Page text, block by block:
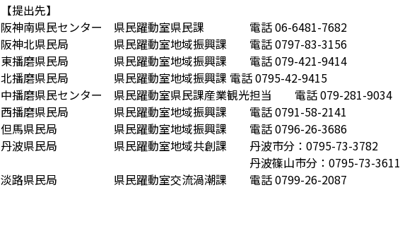
【提出先】
阪神南県民センター 県民躍動室県民課 電話 06-6481-7682
阪神北県民局 県民躍動室地域振興課 電話 0797-83-3156
東播磨県民局 県民躍動室地域振興課 電話 079-421-9414
北播磨県民局 県民躍動室地域振興課 電話 0795-42-9415
中播磨県民センター 県民躍動室県民課産業観光担当 電話 079-281-9034
西播磨県民局 県民躍動室地域振興課 電話 0791-58-2141
但馬県民局 県民躍動室地域振興課 電話 0796-26-3686
丹波県民局 県民躍動室地域共創課 丹波市分：0795-73-3782
丹波篠山市分：0795-73-3611
淡路県民局 県民躍動室交流渦潮課 電話 0799-26-2087